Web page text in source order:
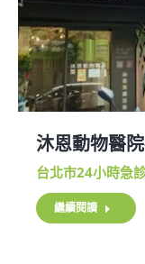
沐恩動物醫
台北市24小時急
繼續閱讀